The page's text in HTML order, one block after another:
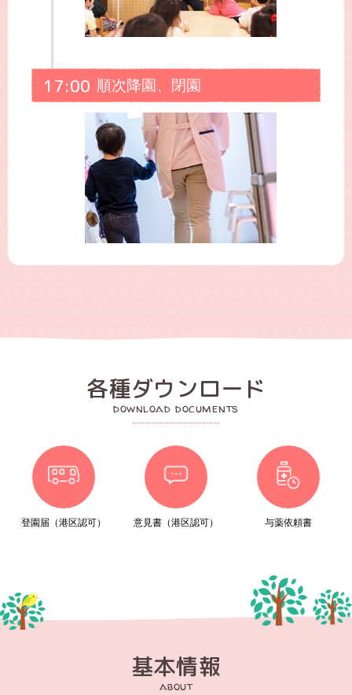
17:00 順次降園、閉園
各種ダウンロード
download documents
登園届（港区認可） 意見書（港区認可） 与薬依頼書
基本情報
about